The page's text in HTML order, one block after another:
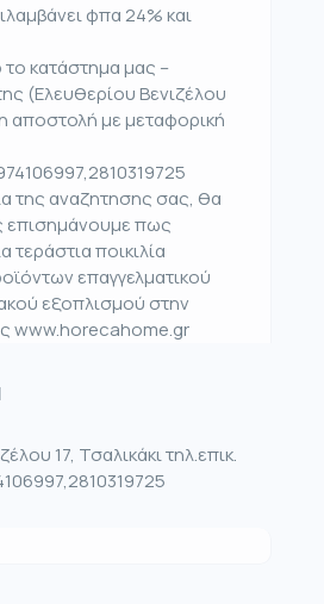
φπα 24% και
κατάστημα μας –
(Ελευθερίου Βενιζέλου
η αποστολή με μεταφορική
της αναζητησης σας, θα
επισημάνουμε πως
τεράστια ποικιλία
επαγγελματικού
εξοπλισμού στην
www.horecahome.gr
17, Τσαλικάκι τηλ.επικ.